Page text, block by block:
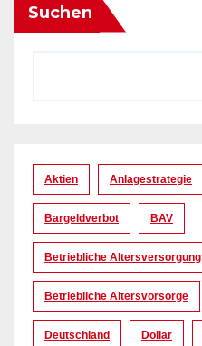
Suchen
Aktien Anlagestrategie
Bargeldverbot BAV
Betriebliche Altersversorgung
Betriebliche Altersvorsorge
Deutschland Dollar